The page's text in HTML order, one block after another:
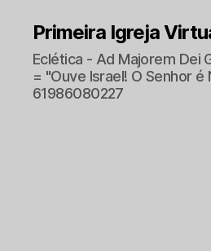
Primeira Igreja
Eclética - Ad Majorem Dei
= "Ouve Israel! O Senhor é
61986080227